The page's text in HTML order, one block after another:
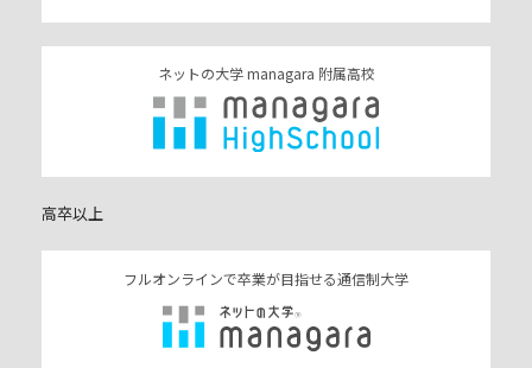
ネットの大学 managara 附属高校
高卒以上
フルオンラインで卒業が目指せる通信制大学